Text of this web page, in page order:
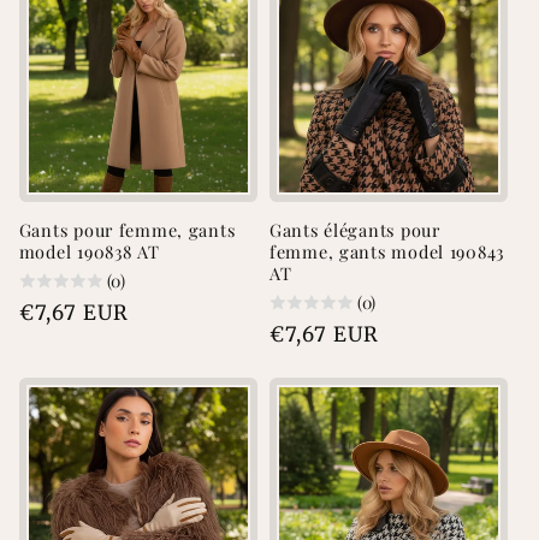
Gants pour femme, gants
model 190838 AT
(0)
Prix
€7,67 EUR
Gants élégants pour
femme, gants model 190843
AT
(0)
Prix
€7,67 EUR